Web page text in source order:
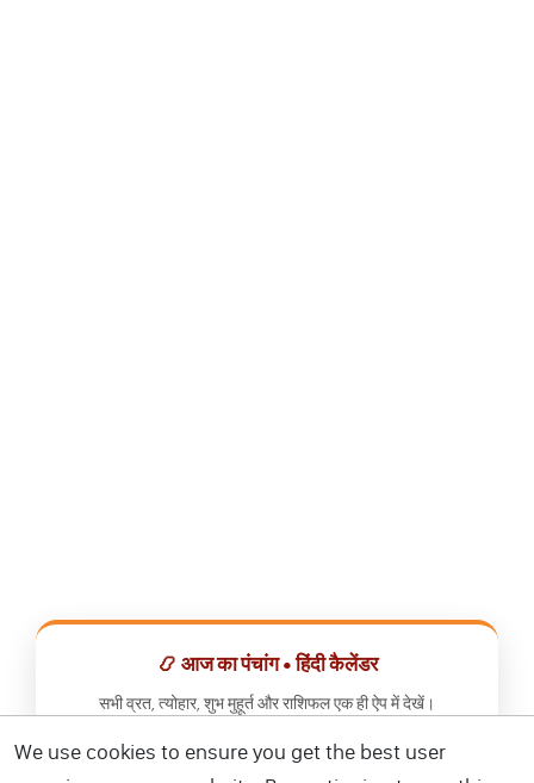
📿 आज का पंचांग • हिंदी कैलेंडर
सभी व्रत, त्योहार, शुभ मुहूर्त और राशिफल एक ही ऐप में देखें।
📅 हिंदी कैलेंडर ऐप डाउनलोड करें
We use cookies to ensure you get the best user